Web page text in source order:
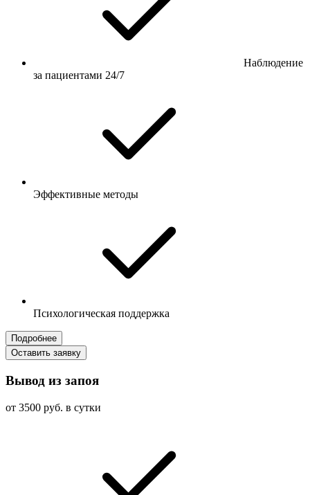
Наблюдение
за пациентами 24/7
Эффективные методы
Психологическая поддержка
Подробнее
Оставить заявку
Вывод из запоя
от 3500 руб. в сутки